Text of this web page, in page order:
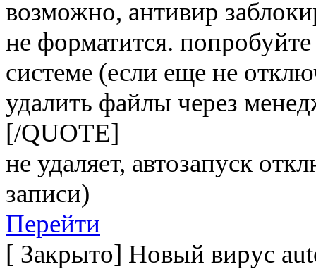
возможно, антивир
не форматится.
системе (если еще не
удалить файлы через
[/QUOTE]
не удаляет, автозапуск
записи)
Перейти
[ Закрыто] Новый вирус